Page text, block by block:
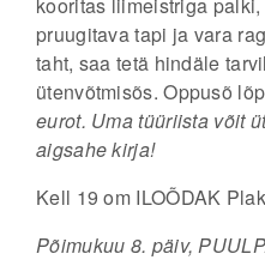
kooritas liimeistriga
pruugitava tapi ja vara
taht, saa tetä hindäle
ütenvõtmisõs. Oppusõ
eurot. Uma tüüriista võit
aigsahe kirja!
Kell 19 om ILOÕDAK
Põimukuu 8. päiv,